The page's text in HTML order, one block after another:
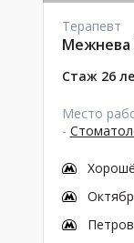
Терапевт
Межнева
Стаж 26
Место
-